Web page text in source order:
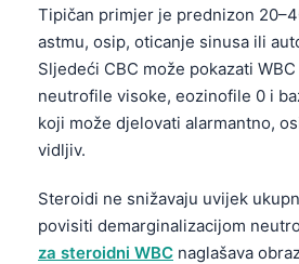
Tipičan primjer je prednizon
astmu, osip, oticanje sinusa ili
Sljedeći CBC može pokazati WBC
neutrofile visoke, eozinofile 0 i
koji može djelovati alarmantno,
vidljiv.
Steroidi ne snižavaju uvijek
povisiti demarginalizacijom
za steroidni WBC naglašava
Gàidhlig
العربية المغربية
Afrikaans
Монгол
ພາສາລາວ